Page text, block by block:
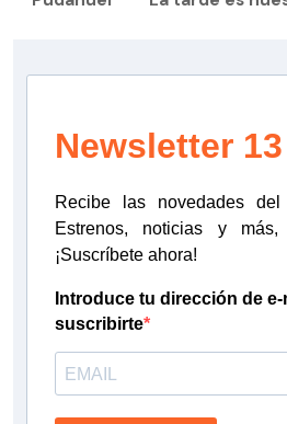
Newsletter 13
Recibe las novedades
Estrenos, noticias y más,
¡Suscríbete ahora!
Introduce tu dirección de
suscribirte